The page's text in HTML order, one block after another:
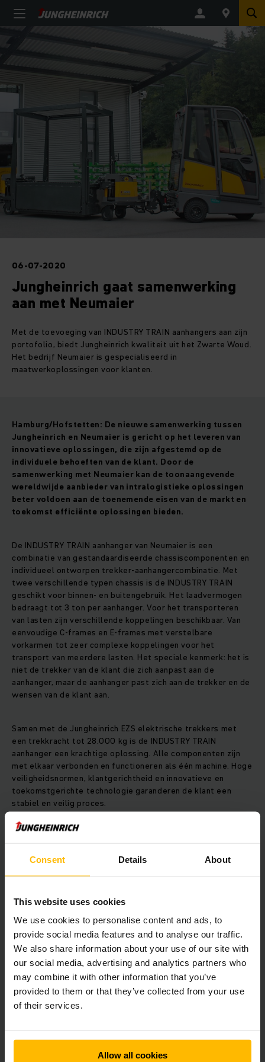
Consent Details About
This website uses cookies
We use cookies to personalise content and ads, to
provide social media features and to analyse our traffic.
We also share information about your use of our site with
our social media, advertising and analytics partners who
may combine it with other information that you’ve
provided to them or that they’ve collected from your use
of their services.
Allow all cookies
06-07-2020
Jungheinrich gaat samenwerking
aan met Neumaier
Met de toevoeging van INDUSTRY TRAIN aanhangers aan zijn
portofolio, biedt Jungheinrich kwaliteit uit het Zwarte Woud.
Het bedrijf Neumaier is gespecialiseerd in
maatwerkoplossingen voor klanten.
Hamburg/Hofstetten: De nieuwe samenwerking tussen
Jungheinrich en Neumaier is gericht op het leveren van
innovatieve oplossingen, die zijn afgestemd op de
individuele behoeften van de klant. Door de
samenwerking met Neumaier kan de toonaangevende
wereldwijde aanbieder van intralogistieke oplossingen
beter voldoen aan de toenemende eisen van de markt en
toekomst efficiënte oplossingen bieden.
De INDUSTRY TRAIN aanhanger van Neumaier is een
combinatie van gestandaardiseerde chassiscomponenten en
individueel ontworpen trekker-aanhangercombinatie. Met
twee verschillende typen chassis is de INDUSTRY TRAIN
geschikt voor binnen- en buitengebruik. Het laadvermogen
bedraagt tot 3 ton per aanhanger. Voor het transporteren
van lasten zijn verschillende koppelingen beschikbaar. Van
eenvoudige C-frames en E-frames met verstelbare
vorkarmen tot zeer complexe koppelingen voor het
transport van meerdere lasten. Het speciale kenmerk: het is
niet de trekker van de klant die zich aanpast aan de
aanhanger, maar de aanhanger past zich aan de trekker en de
wensen van de klant aan.
Samen met de Jungheinrich EZS elektrische trekkers met
een trekkracht tot 28.000 kg is de INDUSTRY TRAIN
aanhanger een krachtige oplossing. Alle componenten zijn
met elkaar verbonden en functioneren als één machine. Hoge
veiligheidsnormen, klantgerichtheid en innovatieve en
toekomstgerichte technologie garanderen de klant een
stabiel en veilig proces.
Matthias Maurin, Hoofd Productsegment Trekkers bij
onze klanten de best mogelijke oplossing bieden. Met
Neumaier hebben we een samenwerkingspartner die dat met
Bernd Neumaier, Managing Director Neumaier Industry GmbH
& Co. KG: “We zijn erg blij met de samenwerking met
Jungheinrich. Het voldoen aan de behoeften van onze klant
staat centraal in alles wat onze onderneming doet. Onze
interne ontwikkelings- en constructieafdelingen en onze
eigen plaatwerkproductie stellen ons in staat om individuele
oplossingen te produceren. Met Jungheinrich hebben we nu
een partner die net zo denkt als wij en die klanten op maat